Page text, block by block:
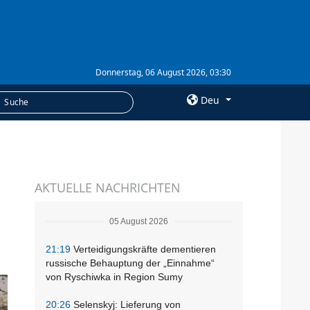
Donnerstag, 06 August 2026, 03:30
Deu
Abonnement
AKTUELLE NACHRICHTEN
05 August 2026
21:19 Verteidigungskräfte dementieren
russische Behauptung der „Einnahme“
von Ryschiwka in Region Sumy
20:26 Selenskyj: Lieferung von